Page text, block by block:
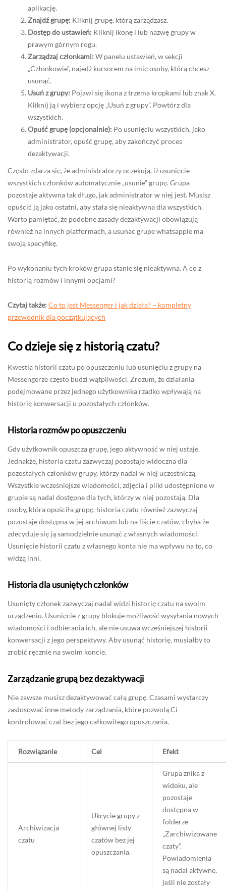
aplikację.
Znajdź grupę: Kliknij grupę, którą zarządzasz.
Dostęp do ustawień: Kliknij ikonę i lub nazwę grupy w
prawym górnym rogu.
Zarządzaj członkami: W panelu ustawień, w sekcji
„Członkowie”, najedź kursorem na imię osoby, którą chcesz
usunąć.
Usuń z grupy: Pojawi się ikona z trzema kropkami lub znak X.
Kliknij ją i wybierz opcję „Usuń z grupy”. Powtórz dla
wszystkich.
Opuść grupę (opcjonalnie): Po usunięciu wszystkich, jako
administrator, opuść grupę, aby zakończyć proces
dezaktywacji.
Często zdarza się, że administratorzy oczekują, iż usunięcie
wszystkich członków automatycznie „usunie” grupę. Grupa
pozostaje aktywna tak długo, jak administrator w niej jest. Musisz
opuścić ją jako ostatni, aby stała się nieaktywna dla wszystkich.
Warto pamiętać, że podobne zasady dezaktywacji obowiązują
również na innych platformach, a usunac grupe whatsappie ma
swoją specyfikę.
Po wykonaniu tych kroków grupa stanie się nieaktywna. A co z
historią rozmów i innymi opcjami?
Czytaj także: Co to jest Messenger i jak działa? – kompletny
przewodnik dla początkujących
Co dzieje się z historią czatu?
Kwestia historii czatu po opuszczeniu lub usunięciu z grupy na
Messengerze często budzi wątpliwości. Zrozum, że działania
podejmowane przez jednego użytkownika rzadko wpływają na
historię konwersacji u pozostałych członków.
Historia rozmów po opuszczeniu
Gdy użytkownik opuszcza grupę, jego aktywność w niej ustaje.
Jednakże, historia czatu zazwyczaj pozostaje widoczna dla
pozostałych członków grupy, którzy nadal w niej uczestniczą.
Wszystkie wcześniejsze wiadomości, zdjęcia i pliki udostępnione w
grupie są nadal dostępne dla tych, którzy w niej pozostają. Dla
osoby, która opuściła grupę, historia czatu również zazwyczaj
pozostaje dostępna w jej archiwum lub na liście czatów, chyba że
zdecyduje się ją samodzielnie usunąć z własnych wiadomości.
Usunięcie historii czatu z własnego konta nie ma wpływu na to, co
widzą inni.
Historia dla usuniętych członków
Usunięty członek zazwyczaj nadal widzi historię czatu na swoim
urządzeniu. Usunięcie z grupy blokuje możliwość wysyłania nowych
wiadomości i odbierania ich, ale nie usuwa wcześniejszej historii
konwersacji z jego perspektywy. Aby usunąć historię, musiałby to
zrobić ręcznie na swoim koncie.
Zarządzanie grupą bez dezaktywacji
Nie zawsze musisz dezaktywować całą grupę. Czasami wystarczy
zastosować inne metody zarządzania, które pozwolą Ci
kontrolować czat bez jego całkowitego opuszczania.
Rozwiązanie Cel Efekt
Archiwizacja
czatu
Ukrycie grupy z
głównej listy
czatów bez jej
opuszczania.
Grupa znika z
widoku, ale
pozostaje
dostępna w
folderze
„Zarchiwizowane
czaty”.
Powiadomienia
są nadal aktywne,
jeśli nie zostały